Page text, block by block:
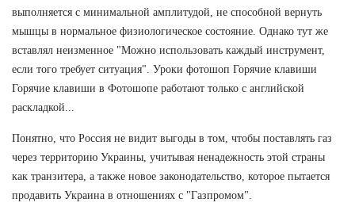
выполняется с минимальной амплитудой, не способной вернуть
мышцы в нормальное физиологическое состояние. Однако тут же
вставлял неизменное "Можно использовать каждый инструмент,
если того требует ситуация". Уроки фотошоп Горячие клавиши
Горячие клавиши в Фотошопе работают только с английской
раскладкой...
Понятно, что Россия не видит выгоды в том, чтобы поставлять газ
через территорию Украины, учитывая ненадежность этой страны
как транзитера, а также новое законодательство, которое пытается
продавить Украина в отношениях с "Газпромом".